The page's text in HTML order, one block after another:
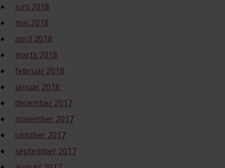
juni 2018
maj 2018
april 2018
marts 2018
februar 2018
januar 2018
december 2017
november 2017
oktober 2017
september 2017